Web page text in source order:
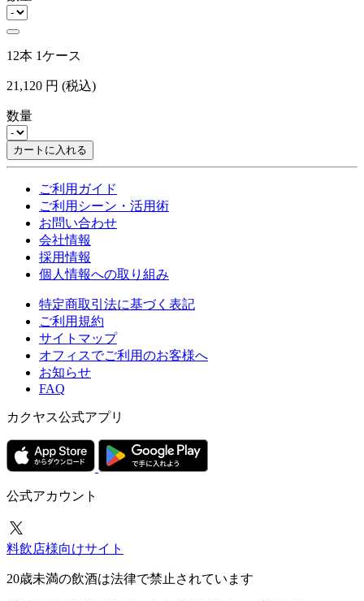
12本 1ケース
21,120 円 (税込)
数量
カートに入れる
ご利用ガイド
ご利用シーン・活用術
お問い合わせ
会社情報
採用情報
個人情報への取り組み
特定商取引法に基づく表記
ご利用規約
サイトマップ
オフィスでご利用のお客様へ
お知らせ
FAQ
カクヤス公式アプリ
公式アカウント
料飲店様向けサイト
20歳未満の飲酒は法律で禁止されています